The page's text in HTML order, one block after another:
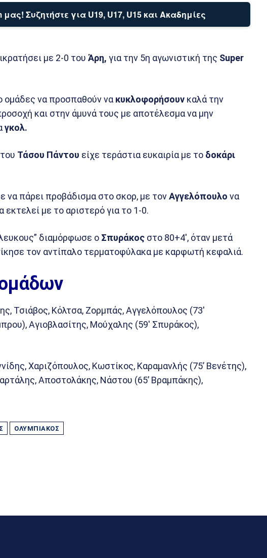
μας! Συζητήστε για U19, U17, U15 και Ακαδημίες
με 2-0 του Άρη, για την 5η αγωνιστική της Super
ομάδες να προσπαθούν να κυκλοφορήσουν καλά την
και στην άμυνά τους με αποτέλεσμα να μην
γκολ.
Τάσου Πάντου είχε τεράστια ευκαιρία με το δοκάρι
να πάρει προβάδισμα στο σκορ, με τονΑγγελόπουλο να
εκτελεί με το αριστερό για το 1-0.
διαμόρφωσε ο Σπυράκος στο 80+4′, όταν μετά
τον αντίπαλο τερματοφύλακα με καρφωτή κεφαλιά.
Τσιάβος, Κόλτσα, Ζορμπάς, Αγγελόπουλος (73′
Αγιοβλασίτης, Μούχαλης (59′ Σπυράκος),
Χαριζόπουλος, Κωστίκος, Καραμανλής (75’ Βενέτης),
Αποστολάκης, Νάστου (65’ Βραμπάκης),
ΟΛΥΜΠΙΑΚΌΣ